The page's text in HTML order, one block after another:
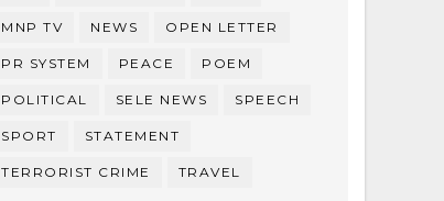
MNP TV NEWS OPEN LETTER
PR SYSTEM PEACE POEM
POLITICAL SELE NEWS SPEECH
SPORT STATEMENT
TERRORIST CRIME TRAVEL